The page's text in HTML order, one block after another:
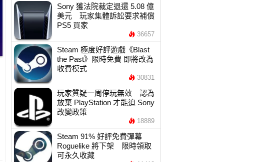
Sony 獲法院裁定退還 5.08 億
美元 玩家集體訴訟要求補償
PS5 買家
36657
Steam 極度好評遊戲《Blast
the Past》限時免費 即將改為
收費模式
30831
玩家質疑一周停玩無效 認為
放棄 PlayStation 才能迫 Sony
改變政策
18889
Steam 91% 好評免費彈幕
Roguelike 將下架 限時領取
可永久收藏